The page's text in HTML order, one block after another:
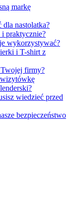
markę
nastolatka?
praktycznie?
wykorzystywać?
i T-shirt z
firmy?
wizytówkę
wiedzieć przed
bezpieczeństwo